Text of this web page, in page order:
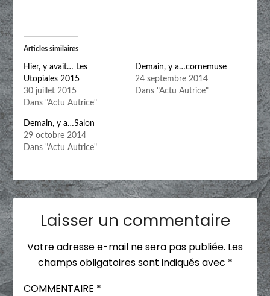
Articles similaires
Hier, y avait… Les
Utopiales 2015
30 juillet 2015
Dans "Actu Autrice"
Demain, y a…cornemuse
24 septembre 2014
Dans "Actu Autrice"
Demain, y a…Salon
29 octobre 2014
Dans "Actu Autrice"
Laisser un commentaire
Votre adresse e-mail ne sera pas publiée. Les
champs obligatoires sont indiqués avec *
COMMENTAIRE *